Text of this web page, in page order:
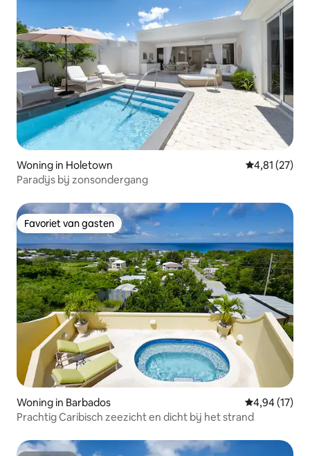
Woning in Holetown Gemiddelde
4,81 (27)
Paradijs bij zonsondergang
Favoriet van gasten
Favoriet van gasten
Woning in Barbados Gemiddelde
4,94 (17)
Prachtig Caribisch zeezicht en dicht bij het strand